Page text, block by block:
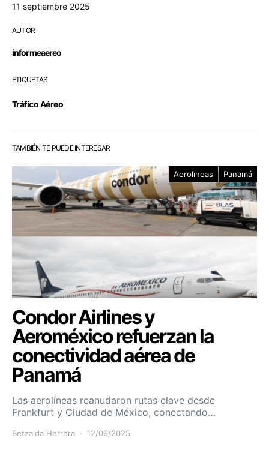
11 septiembre 2025
AUTOR
informeaereo
ETIQUETAS
Tráfico Aéreo
TAMBIÉN TE PUEDE INTERESAR
Aerolíneas Panamá
Condor Airlines y
Aeroméxico refuerzan la
conectividad aérea de
Panamá
Las aerolíneas reanudaron rutas clave desde
Frankfurt y Ciudad de México, conectando…
Betzaida Herrera 12/06/2025